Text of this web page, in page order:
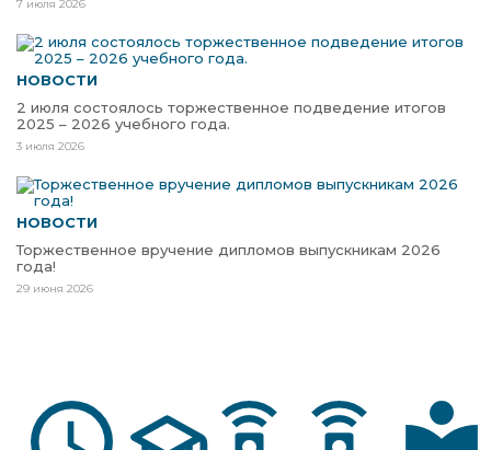
7 июля 2026
НОВОСТИ
2 июля состоялось торжественное подведение итогов
2025 – 2026 учебного года.
3 июля 2026
НОВОСТИ
Торжественное вручение дипломов выпускникам 2026
года!
29 июня 2026